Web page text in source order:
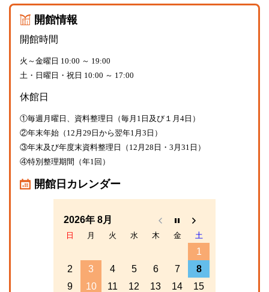
開館情報
開館時間
火～金曜日 10:00 ～ 19:00
土・日曜日・祝日 10:00 ～ 17:00
休館日
①毎週月曜日、資料整理日（毎月1日及び１月4日）
②年末年始（12月29日から翌年1月3日）
③年末及び年度末資料整理日（12月28日・3月31日）
④特別整理期間（年1回）
開館日カレンダー
2026年 8月
日 月 火 水 木 金 土
1
2
3 4 5 6 7
8
9
10 11 12 13 14
15